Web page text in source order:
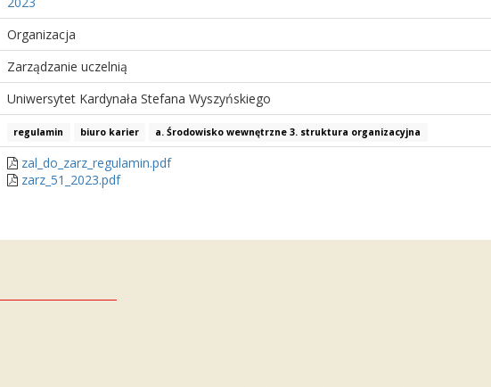
Organizacja
Zarządzanie uczelnią
Uniwersytet Kardynała Stefana Wyszyńskiego
regulamin biuro karier a. Środowisko wewnętrzne 3. struktura organizacyjna
zal_do_zarz_regulamin.pdf
zarz_51_2023.pdf